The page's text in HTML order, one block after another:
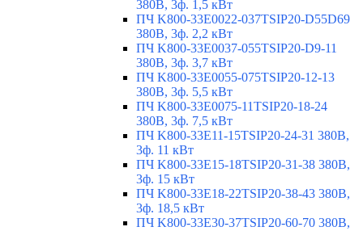
380В, 3ф. 1,5 кВт
ПЧ K800-33E0022-037TSIP20-D55D69
380В, 3ф. 2,2 кВт
ПЧ K800-33E0037-055TSIP20-D9-11
380В, 3ф. 3,7 кВт
ПЧ K800-33E0055-075TSIP20-12-13
380В, 3ф. 5,5 кВт
ПЧ K800-33E0075-11TSIP20-18-24
380В, 3ф. 7,5 кВт
ПЧ K800-33E11-15TSIP20-24-31 380В,
3ф. 11 кВт
ПЧ K800-33E15-18TSIP20-31-38 380В,
3ф. 15 кВт
ПЧ K800-33E18-22TSIP20-38-43 380В,
3ф. 18,5 кВт
ПЧ K800-33E30-37TSIP20-60-70 380В,